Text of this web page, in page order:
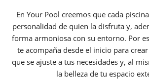
En Your Pool creemos que cada
personalidad de quien la disfruta y,
forma armoniosa con su entorno. Por
te acompaña desde el inicio para
que se ajuste a tus necesidades y, al
la belleza de tu espacio